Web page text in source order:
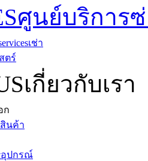
ศูนย์บริการ
เช่า
ตร์
เกี่ยวกับเรา
ก
สินค้า
อุปกรณ์